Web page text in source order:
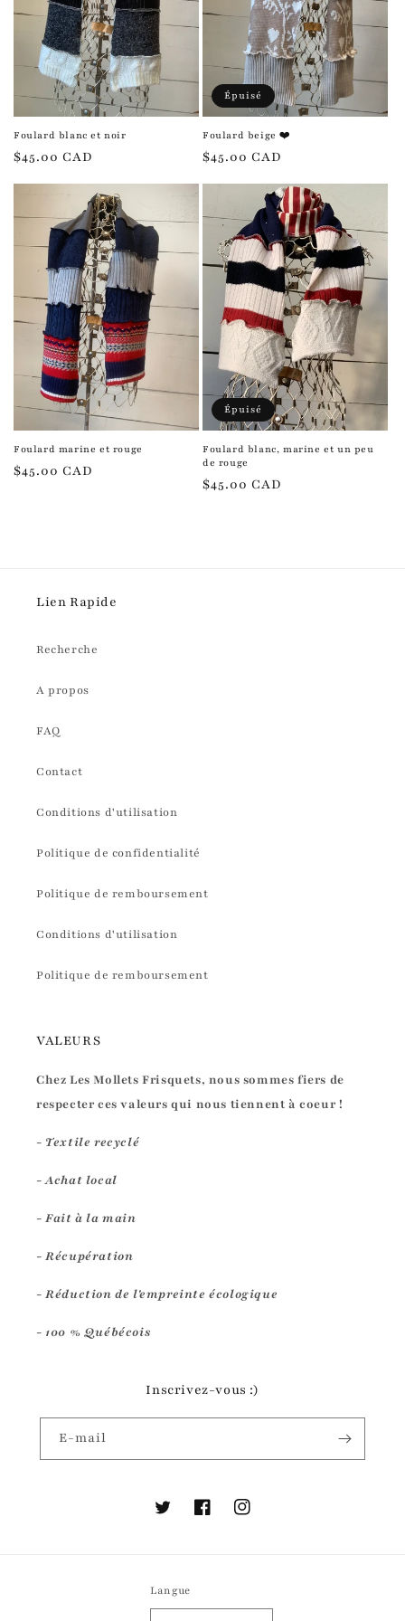
Foulard blanc et noir
Prix
$45.00 CAD
Épuisé
Foulard beige ❤️
Prix
$45.00 CAD
Foulard marine et rouge
Prix
$45.00 CAD
Épuisé
Foulard blanc, marine et un peu
de rouge
Prix
$45.00 CAD
Lien Rapide
Recherche
A propos
FAQ
Contact
Conditions d'utilisation
Politique de confidentialité
Politique de remboursement
Conditions d'utilisation
Politique de remboursement
VALEURS
Chez Les Mollets Frisquets, nous sommes fiers de
respecter ces valeurs qui nous tiennent à coeur !
- Textile recyclé
- Achat local
- Fait à la main
- Récupération
- Réduction de l'empreinte écologique
- 100 % Québécois
Inscrivez-vous :)
E-mail
TwitterFacebookInstagram
Langue